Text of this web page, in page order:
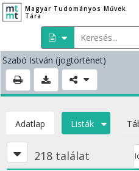
Magyar Tudományos Művek
Tára
Szabó István (jogtörténet)
Adatlap Listák
218 találat